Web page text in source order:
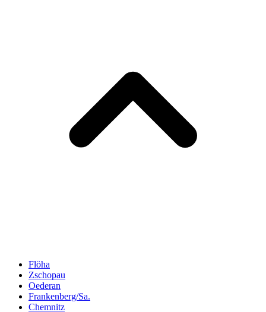
Flöha
Zschopau
Oederan
Frankenberg/Sa.
Chemnitz